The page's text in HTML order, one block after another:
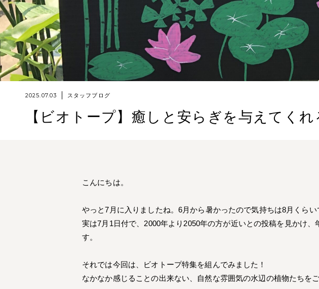
2025.07.03 スタッフブログ
【ビオトープ】癒しと安らぎを与えてく
こんにちは。
やっと7月に入りましたね。6月から暑かったので気持ちは8月くらい
実は7月1日付で、2000年より2050年の方が近いとの投稿を見かけ
す。
それでは今回は、ビオトープ特集を組んでみました！
なかなか感じることの出来ない、自然な雰囲気の水辺の植物たちを